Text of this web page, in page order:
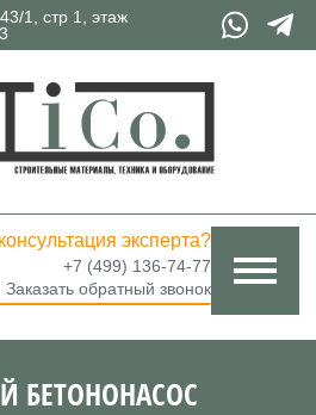
1, стр 1, этаж
эксперта?
+7 (499) 136-74-77
Заказать обратный звонок
БЕТОНОНАСОС